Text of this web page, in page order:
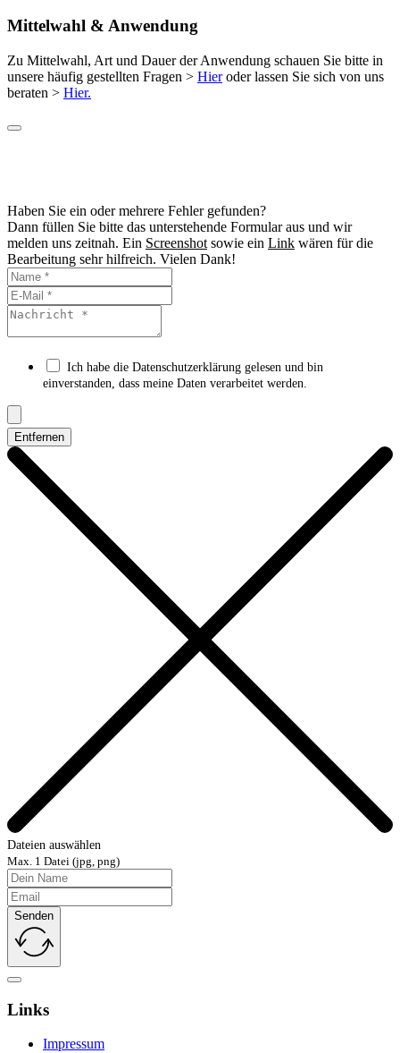
Mittelwahl & Anwendung
Zu Mittelwahl, Art und Dauer der Anwendung schauen Sie bitte in
unsere häufig gestellten Fragen > Hieroder lassen Sie sich von uns
beraten > Hier.
Haben Sie ein oder mehrere Fehler gefunden?
Dann füllen Sie bitte das unterstehende Formular aus und wir
melden uns zeitnah. Ein Screenshot sowie ein Link wären für die
Bearbeitung sehr hilfreich. Vielen Dank!
Ich habe die Datenschutzerklärung gelesen und bin
einverstanden, dass meine Daten verarbeitet werden.
Entfernen
Dateien auswählen
Max. 1 Datei (jpg, png)
Senden
Links
Impressum